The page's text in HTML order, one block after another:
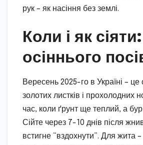
рук – як насіння без землі.
Коли і як
осіннього
Вересень 2025-го в Україні –
золотих листків і прохолодних
час, коли ґрунт ще теплий, а
Сійте через 7-10 днів після
встигне “вздохнути”. Для жита